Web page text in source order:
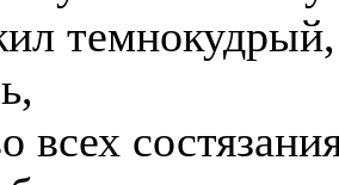
темнокудрый,
всех